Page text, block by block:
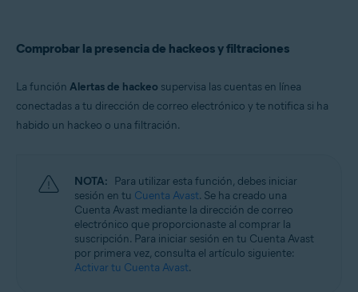
Comprobar la presencia de hackeos y filtraciones
La función Alertas de hackeo supervisa las cuentas en línea
conectadas a tu dirección de correo electrónico y te notifica si ha
habido un hackeo o una filtración.
NOTA: Para utilizar esta función, debes iniciar
sesión en tu Cuenta Avast. Se ha creado una
Cuenta Avast mediante la dirección de correo
electrónico que proporcionaste al comprar la
suscripción. Para iniciar sesión en tu Cuenta Avast
por primera vez, consulta el artículo siguiente:
Activar tu Cuenta Avast.